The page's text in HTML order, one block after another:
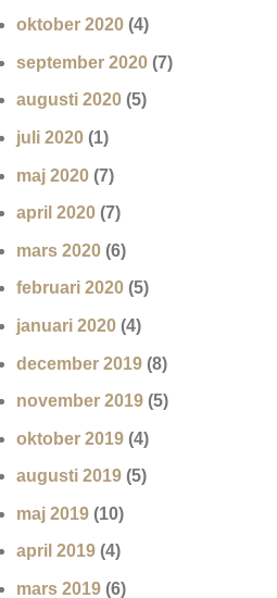
oktober 2020 (4)
september 2020 (7)
augusti 2020 (5)
juli 2020 (1)
maj 2020 (7)
april 2020 (7)
mars 2020 (6)
februari 2020 (5)
januari 2020 (4)
december 2019 (8)
november 2019 (5)
oktober 2019 (4)
augusti 2019 (5)
maj 2019 (10)
april 2019 (4)
mars 2019 (6)